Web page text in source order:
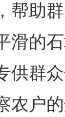
帮助
滑的
供群
农户